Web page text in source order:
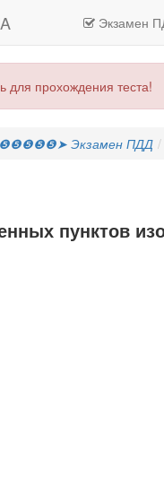
Экзамен
для прохождения теста!
❺❺❺❺❺➤ Экзамен ПДД
пунктов